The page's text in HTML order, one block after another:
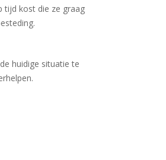
tijd kost die ze graag
huidige situatie te